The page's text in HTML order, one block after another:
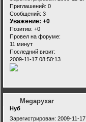
Приглашений: 0
Сообщений: 3
Уважение: +0
Позитив: +0
Провел на форуме:
11 минут
Последний визит:
2009-11-17 08:50:13
Megapyxar
Нуб
Зарегистрирован: 2009-11-17